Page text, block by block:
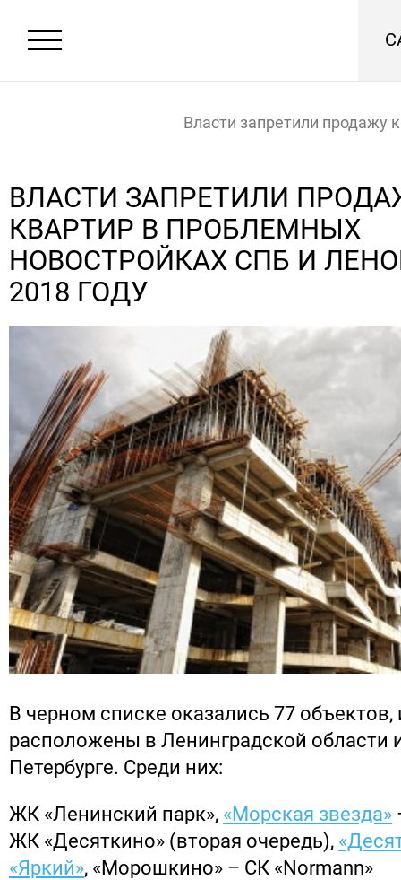
Главная Новости
Власти запретили продажу
Ленобласти в 2018 году
ВЛАСТИ ЗАПРЕТИЛИ
КВАРТИР В ПРОБЛЕМНЫХ
НОВОСТРОЙКАХ СПБ И
2018 ГОДУ
В черном списке оказались 77 объектов,
расположены в Ленинградской области
Петербурге. Среди них:
ЖК «Ленинский парк», «Морская звезда»
ЖК «Десяткино» (вторая очередь),
«Яркий», «Морошкино» – СК «Normann»